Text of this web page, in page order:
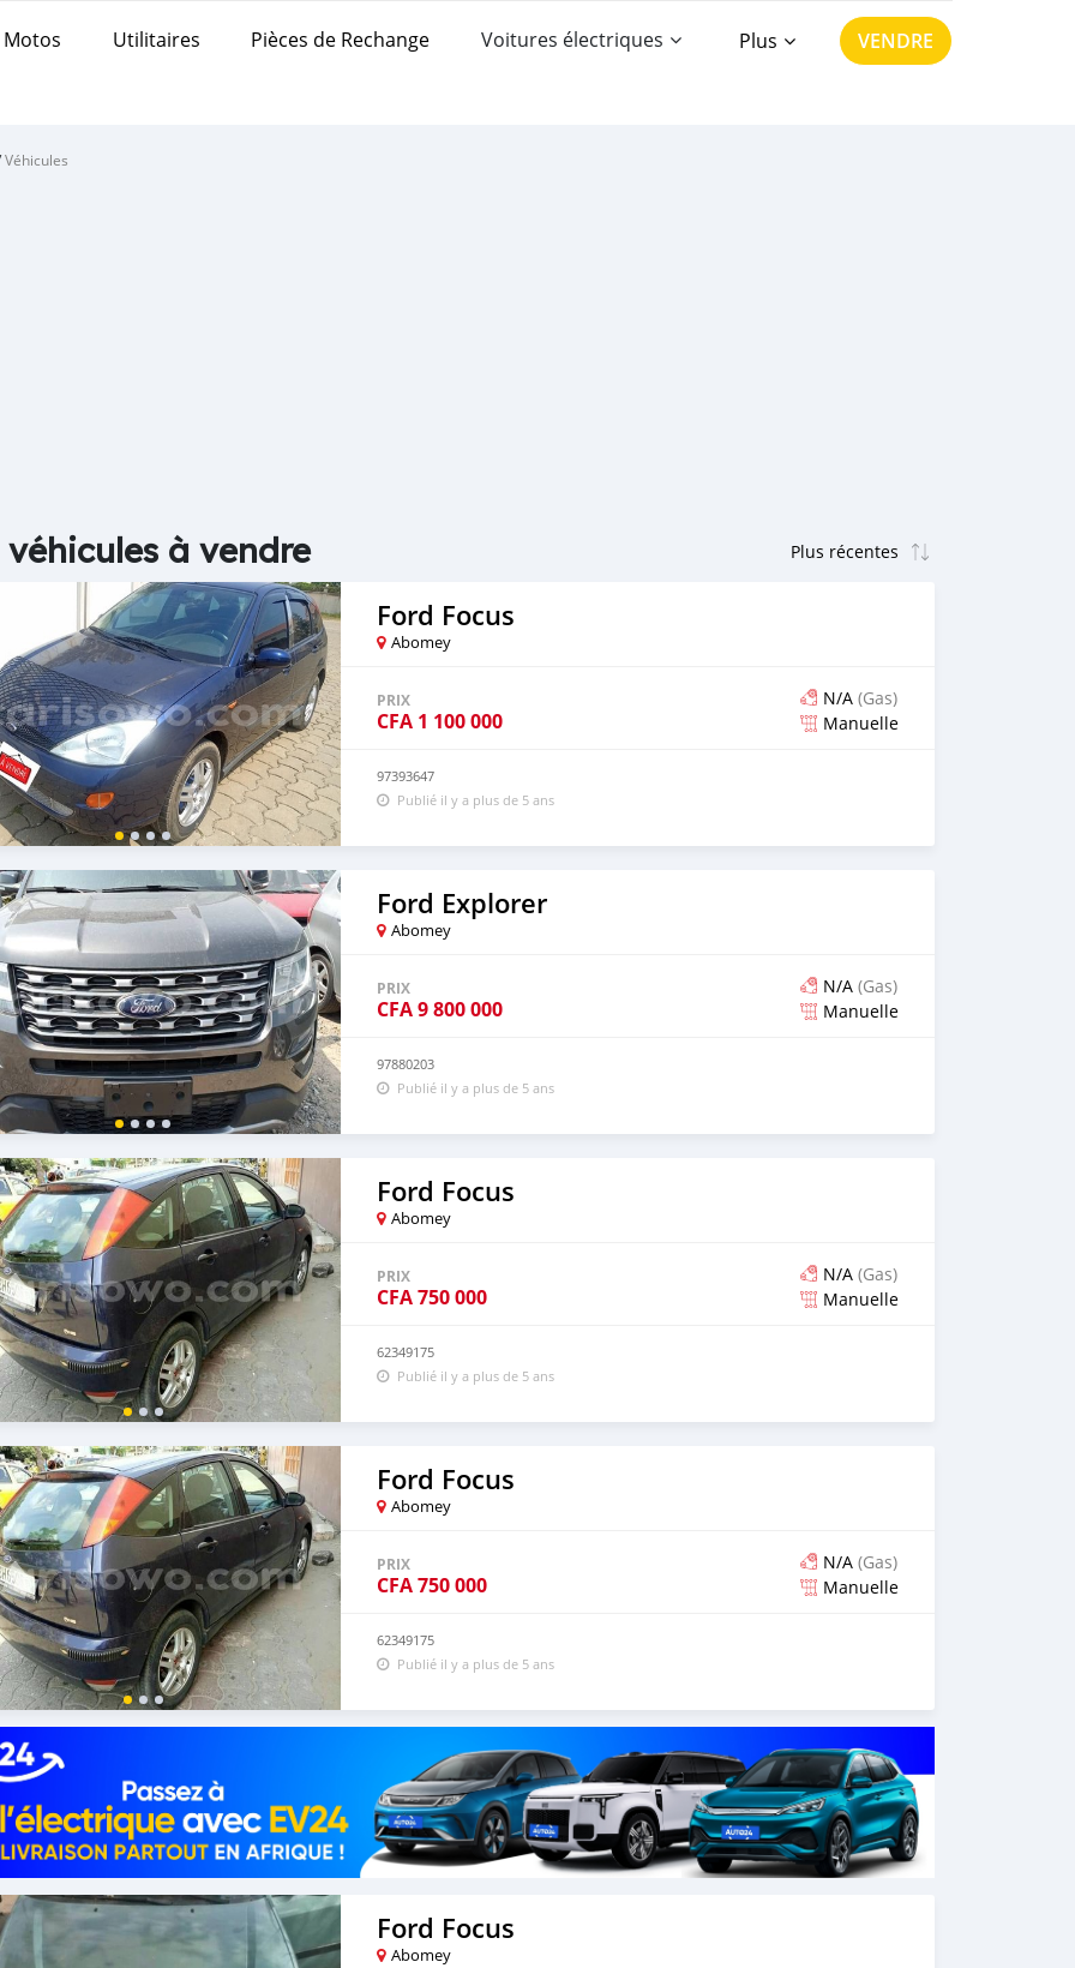
Motos Utilitaires Pièces de Rechange Voitures électriques Plus VENDRE
Véhicules
véhicules à vendre
Ford Focus
Abomey
PRIX
CFA 1 100 000
N/A (Gas)
Manuelle
97393647
Publié il y a plus de 5 ans
Ford Explorer
Abomey
PRIX
CFA9 800 000
N/A (Gas)
Manuelle
97880203
Publié il y a plus de 5 ans
Ford Focus
Abomey
PRIX
CFA750 000
N/A (Gas)
Manuelle
62349175
Publié il y a plus de 5 ans
Ford Focus
Abomey
PRIX
CFA750 000
N/A (Gas)
Manuelle
62349175
Publié il y a plus de 5 ans
Ford Focus
Abomey